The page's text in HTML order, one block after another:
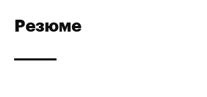
Резюме